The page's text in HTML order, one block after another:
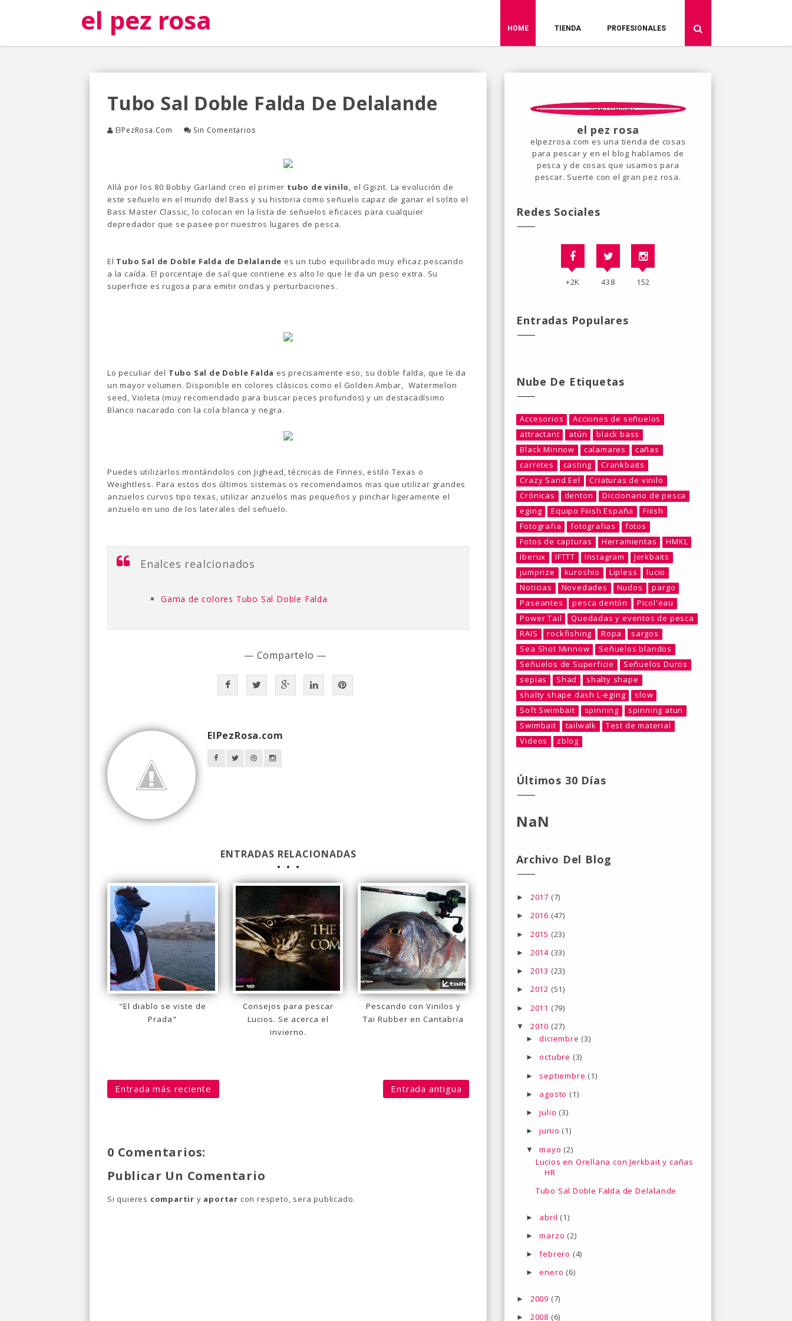
el pez rosa HOME TIENDA PROFESIONALES
Tubo Sal Doble Falda De Delalande
ElPezRosa.com Sin Comentarios
Allá por los 80 Bobby Garland creo el primer tubo de vinilo, el Ggizit. La evolución de
este señuelo en el mundo del Bass y su historia como señuelo capaz de ganar el solito el
Bass Master Classic, lo colocan en la lista de señuelos eficaces para cualquier
depredador que se pasee por nuestros lugares de pesca.
El Tubo Sal de Doble Falda de Delalande es un tubo equilibrado muy eficaz pescando
a la caída. El porcentaje de sal que contiene es alto lo que le da un peso extra. Su
superficie es rugosa para emitir ondas y perturbaciones.
Lo peculiar del Tubo Sal de Doble Falda es precisamente eso, su doble falda, que le da
un mayor volumen. Disponible en colores clásicos como el Golden Ambar, Watermelon
seed, Violeta (muy recomendado para buscar peces profundos) y un destacadísimo
Blanco nacarado con la cola blanca y negra.
Puedes utilizarlos montándolos con Jighead, técnicas de Finnes, estilo Texas o
Weightless. Para estos dos últimos sistemas os recomendamos mas que utilizar grandes
anzuelos curvos tipo texas, utilizar anzuelos mas pequeños y pinchar ligeramente el
anzuelo en uno de los laterales del señuelo.
Enalces realcionados
Gama de colores Tubo Sal Doble Falda
— Compartelo —
ElPezRosa.com
ENTRADAS RELACIONADAS
"El diablo se viste de
Prada"
Consejos para pescar
Lucios. Se acerca el
invierno.
Pescando con Vinilos y
Tai Rubber en Cantabria
Entrada más reciente Entrada antigua
0 Comentarios:
Publicar Un Comentario
Si quieres compartir y aportar con respeto, sera publicado.
el pez rosa
elpezrosa.com es una tienda de cosas
para pescar y en el blog hablamos de
pesca y de cosas que usamos para
pescar. Suerte con el gran pez rosa.
Redes Sociales
+2K 438 152
Entradas Populares
Nube De Etiquetas
Accesorios
Acciones de señuelos
attractant
atún
black bass
Black Minnow
calamares
cañas
carretes
casting
Crankbaits
Crazy Sand Eel
Criaturas de vinilo
Crónicas
denton
Diccionario de pesca
eging
Equipo Fiiish España
Fiiish
Fotografia
fotografias
fotos
Fotos de capturas
Herramientas
HMKL
Iberux
IFTTT Instagram
Jerkbaits
jumprize
kuroshio Lipless
lucio
Noticias
Novedades Nudos
pargo
Paseantes
pesca dentón
Picol'eau
Power Tail
Quedadas y eventos de pesca
RAIS
rockfishing Ropa
sargos
Sea Shot Minnow
Señuelos blandos
Señuelos de Superficie
Señuelos Duros
sepias
Shad
shalty shape
shalty shape dash L-eging
slow
Soft Swimbait
spinning
spinning atun
Swimbait
tailwalk
Test de material
Videos
zblog
Últimos 30 Días
NaN
Archivo Del Blog
► 2017 (7)
► 2016 (47)
► 2015 (23)
► 2014 (33)
► 2013 (23)
► 2012 (51)
► 2011 (79)
▼ 2010 (27)
►diciembre (3)
►octubre (3)
► septiembre (1)
► agosto (1)
►julio (3)
►junio (1)
▼mayo (2)
Lucios en Orellana con Jerkbait y cañas
HR
Tubo Sal Doble Falda de Delalande
► abril (1)
►marzo (2)
►febrero (4)
►enero (6)
► 2009 (7)
► 2008 (6)